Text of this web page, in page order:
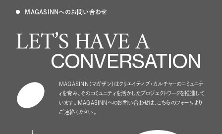
MAGASINNへのお問い合わせ
LET’S HAVE A
CONVERSATION
MAGASINN（マガザン）はクリエイティブ・カルチャーのコミュニテ
ィを育み、そのコミュニティを活かしたプロジェクトワークを推進して
います。 MAGASINNへのお問い合わせは、こちらのフォームより
ご連絡ください。